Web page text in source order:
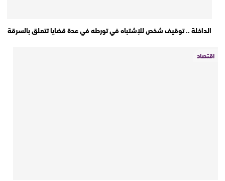
الداخلة .. توقيف شخص للإشتباه في تورطه في عدة قضايا تتعلق بالسرقة
اقتصاد